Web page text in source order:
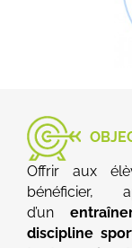
Offrir aux
bénéficier,
d’un
discipline